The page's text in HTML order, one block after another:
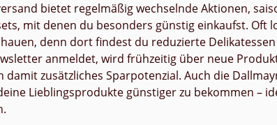
bietet regelmäßig wechselnde Aktionen,
mit denen du besonders günstig einkaufst. Oft
denn dort findest du reduzierte
anmeldet, wird frühzeitig über neue
damit zusätzliches Sparpotenzial. Auch die
Lieblingsprodukte günstiger zu bekommen –